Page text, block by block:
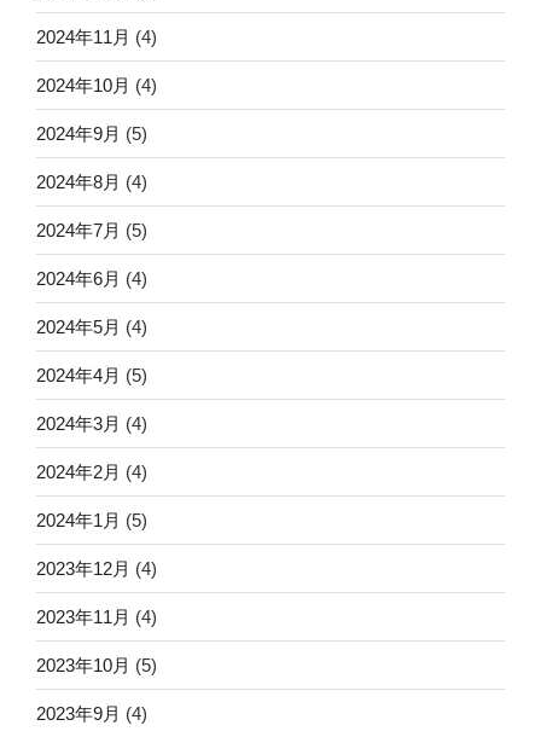
2024年11月 (4)
2024年10月 (4)
2024年9月 (5)
2024年8月 (4)
2024年7月 (5)
2024年6月 (4)
2024年5月 (4)
2024年4月 (5)
2024年3月 (4)
2024年2月 (4)
2024年1月 (5)
2023年12月 (4)
2023年11月 (4)
2023年10月 (5)
2023年9月 (4)